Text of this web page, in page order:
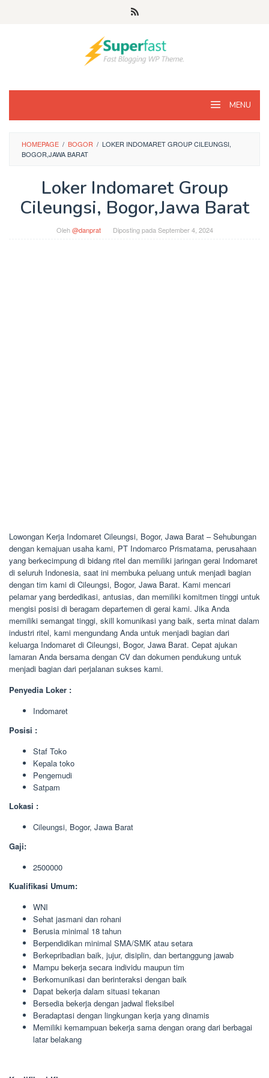
MENU
HOMEPAGE / BOGOR / LOKER INDOMARET GROUP CILEUNGSI,
BOGOR,JAWA BARAT
Loker Indomaret Group
Cileungsi, Bogor,Jawa Barat
Oleh@danprat Diposting pada September 4, 2024
Lowongan Kerja Indomaret Cileungsi, Bogor, Jawa Barat – Sehubungan
dengan kemajuan usaha kami, PT Indomarco Prismatama, perusahaan
yang berkecimpung di bidang ritel dan memiliki jaringan gerai Indomaret
di seluruh Indonesia, saat ini membuka peluang untuk menjadi bagian
dengan tim kami di Cileungsi, Bogor, Jawa Barat. Kami mencari
pelamar yang berdedikasi, antusias, dan memiliki komitmen tinggi untuk
mengisi posisi di beragam departemen di gerai kami. Jika Anda
memiliki semangat tinggi, skill komunikasi yang baik, serta minat dalam
industri ritel, kami mengundang Anda untuk menjadi bagian dari
keluarga Indomaret di Cileungsi, Bogor, Jawa Barat. Cepat ajukan
lamaran Anda bersama dengan CV dan dokumen pendukung untuk
menjadi bagian dari perjalanan sukses kami.
Penyedia Loker :
Indomaret
Posisi :
Staf Toko
Kepala toko
Pengemudi
Satpam
Lokasi :
Cileungsi, Bogor, Jawa Barat
Gaji:
2500000
Kualifikasi Umum:
WNI
Sehat jasmani dan rohani
Berusia minimal 18 tahun
Berpendidikan minimal SMA/SMK atau setara
Berkepribadian baik, jujur, disiplin, dan bertanggung jawab
Mampu bekerja secara individu maupun tim
Berkomunikasi dan berinteraksi dengan baik
Dapat bekerja dalam situasi tekanan
Bersedia bekerja dengan jadwal fleksibel
Beradaptasi dengan lingkungan kerja yang dinamis
Memiliki kemampuan bekerja sama dengan orang dari berbagai
latar belakang